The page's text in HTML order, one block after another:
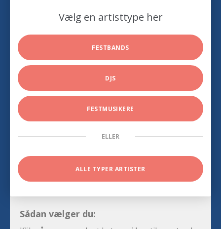
Vælg en artisttype her
FESTBANDS
DJS
FESTMUSIKERE
ELLER
ALLE TYPER ARTISTER
Sådan vælger du: